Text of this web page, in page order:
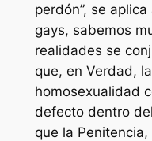
perdón”, se
gays, sabemos
realidades se
que, en Verdad,
homosexualidad
defecto dentro
que la